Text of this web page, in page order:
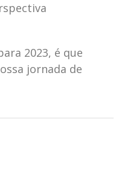
2023, é que
jornada de